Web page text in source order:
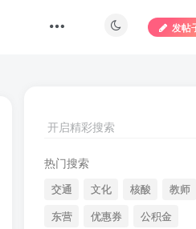
发帖
开启精彩搜索
热门搜索
交通 文化 核酸 教师
东营
优惠券
公积金